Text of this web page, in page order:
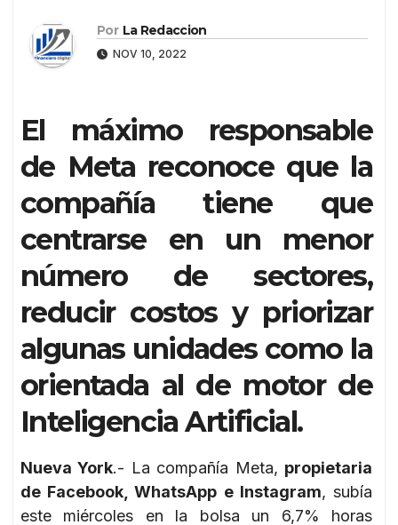
Por La Redaccion
NOV 10, 2022
El máximo responsable
de Meta reconoce que la
compañía tiene que
centrarse en un menor
número de sectores,
reducir costos y priorizar
algunas unidades como la
orientada al de motor de
Inteligencia Artificial.
Nueva York.- La compañía Meta, propietaria
de Facebook, WhatsApp e Instagram, subía
este miércoles en la bolsa un 6,7% horas